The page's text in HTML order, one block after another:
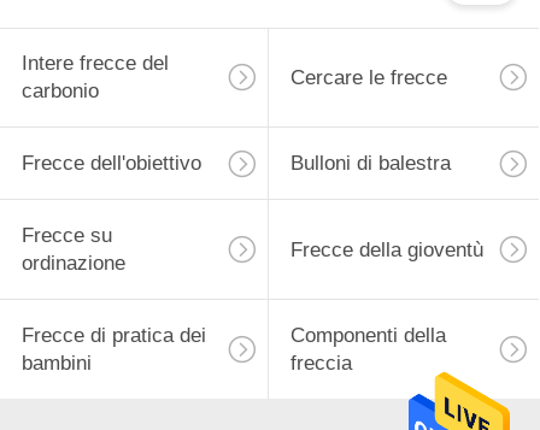
Intere frecce del
carbonio
Cercare le frecce
Frecce dell'obiettivo Bulloni di balestra
Frecce su
ordinazione
Frecce della gioventù
Frecce di pratica dei
bambini
Componenti della
freccia